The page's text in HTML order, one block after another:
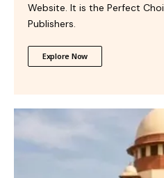
Website. It is the Perfect
Publishers.
Explore Now